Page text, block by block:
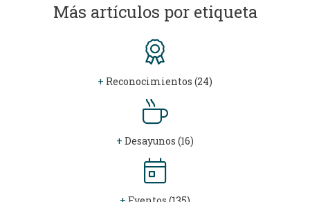
Más artículos por etiqueta
+ Reconocimientos (24)
+ Desayunos (16)